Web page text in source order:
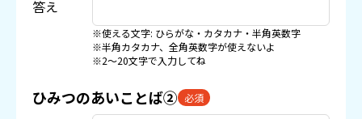
答え
※使える文字: ひらがな・カタカナ・半角英数字
※半角カタカナ、全角英数字が使えないよ
※2〜20文字で入力してね
ひみつのあいことば② 必須